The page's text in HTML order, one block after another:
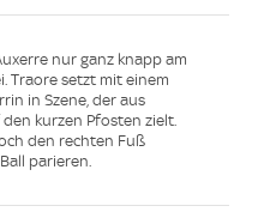
nur ganz knapp am
Traore setzt mit einem
in Szene, der aus
kurzen Pfosten zielt.
den rechten Fuß
parieren.